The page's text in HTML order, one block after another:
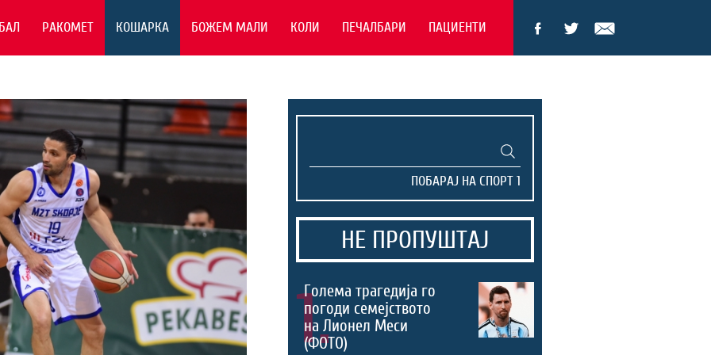
РАКОМЕТ КОШАРКА БОЖЕМ МАЛИ КОЛИ ПЕЧАЛБАРИ ПАЦИЕНТИ
НЕ ПРОПУШТАЈ
1.
Голема трагедија го
погоди семејството
на Лионел Меси
(ФОТО)